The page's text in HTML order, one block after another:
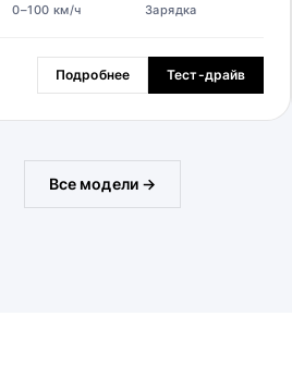
0–100 км/ч Зарядка
Подробнее Тест-драйв
Все модели →